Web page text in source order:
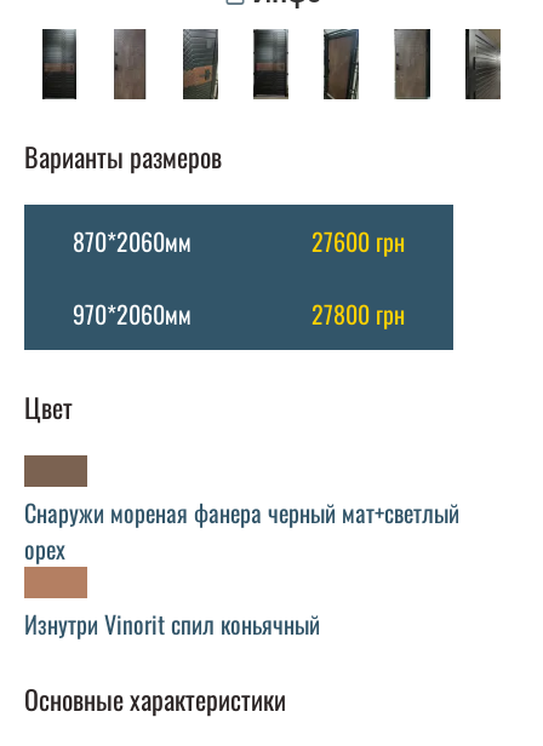
Варианты размеров
870*2060мм
27600 грн
970*2060мм
27800 грн
Цвет
Снаружи мореная фанера черный мат+светлый
орех
Изнутри Vinorit спил коньячный
Основные характеристики